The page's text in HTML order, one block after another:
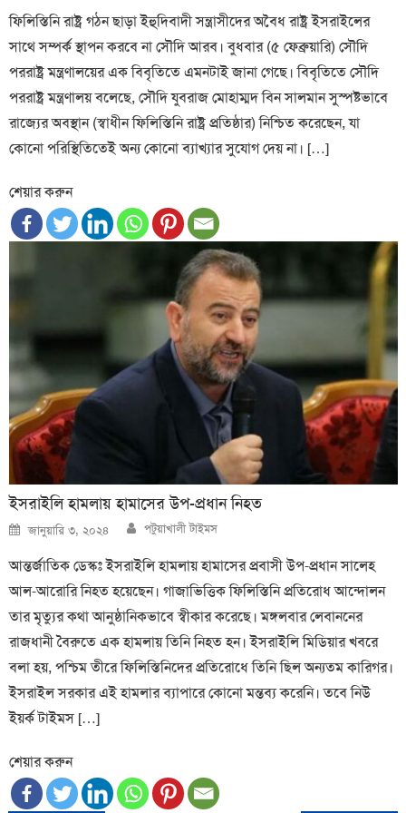
ফিলিস্তিনি রাষ্ট্র গঠন ছাড়া ইহুদিবাদী সন্ত্রাসীদের অবৈধ রাষ্ট্র ইসরাইলের
সাথে সম্পর্ক স্থাপন করবে না সৌদি আরব। বুধবার (৫ ফেব্রুয়ারি) সৌদি
পররাষ্ট্র মন্ত্রণালয়ের এক বিবৃতিতে এমনটাই জানা গেছে। বিবৃতিতে সৌদি
পররাষ্ট্র মন্ত্রণালয় বলেছে, সৌদি যুবরাজ মোহাম্মদ বিন সালমান সুস্পষ্টভাবে
রাজ্যের অবস্থান (স্বাধীন ফিলিস্তিনি রাষ্ট্র প্রতিষ্ঠার) নিশ্চিত করেছেন, যা
কোনো পরিস্থিতিতেই অন্য কোনো ব্যাখ্যার সুযোগ দেয় না। […]
শেয়ার করুন
ইসরাইলি হামলায় হামাসের উপ-প্রধান নিহত
Posted
on
জানুয়ারি ৩, ২০২৪ Author
পটুয়াখালী টাইমস
আন্তর্জাতিক ডেস্কঃ ইসরাইলি হামলায় হামাসের প্রবাসী উপ-প্রধান সালেহ
আল-আরোরি নিহত হয়েছেন। গাজাভিত্তিক ফিলিস্তিনি প্রতিরোধ আন্দোলন
তার মৃত্যুর কথা আনুষ্ঠানিকভাবে স্বীকার করেছে। মঙ্গলবার লেবাননের
রাজধানী বৈরুতে এক হামলায় তিনি নিহত হন। ইসরাইলি মিডিয়ার খবরে
বলা হয়, পশ্চিম তীরে ফিলিস্তিনিদের প্রতিরোধে তিনি ছিল অন্যতম কারিগর।
ইসরাইল সরকার এই হামলার ব্যাপারে কোনো মন্তব্য করেনি। তবে নিউ
ইয়র্ক টাইমস […]
শেয়ার করুন